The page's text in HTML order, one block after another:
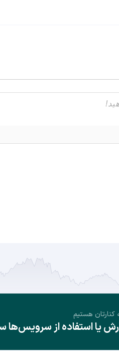
کنارتان هستیم
استفاده از سرویس‌ها